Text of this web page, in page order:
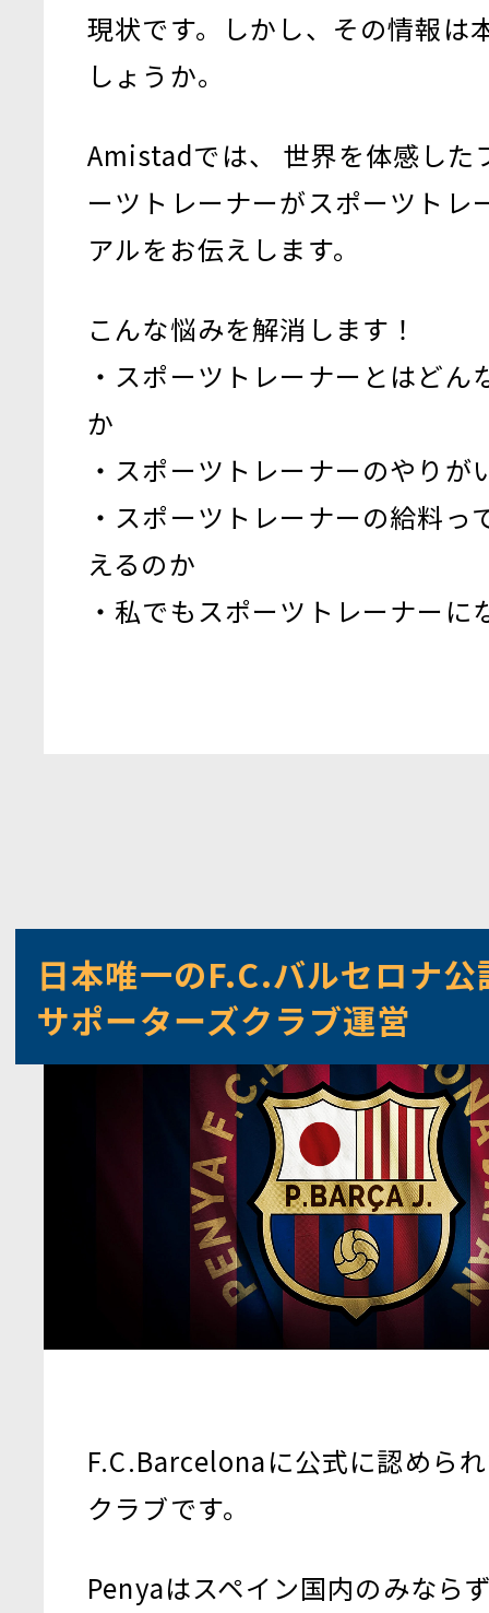
現状です。しかし、その情報は
しょうか。
Amistadでは、 世界を体感した
ーツトレーナーがスポーツトレ
アルをお伝えします。
こんな悩みを解消します！
・スポーツトレーナーとはどん
か
・スポーツトレーナーのやりが
・スポーツトレーナーの給料っ
えるのか
・私でもスポーツトレーナーに
日本唯一のF.C.バルセロナ公
サポーターズクラブ運営
F.C.Barcelonaに公式に認めら
クラブです。
Penyaはスペイン国内のみなら